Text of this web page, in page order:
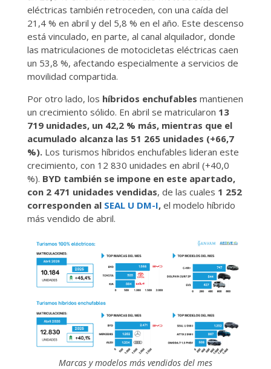
eléctricas también retroceden, con una caída del
21,4 % en abril y del 5,8 % en el año. Este descenso
está vinculado, en parte, al canal alquilador, donde
las matriculaciones de motocicletas eléctricas caen
un 53,8 %, afectando especialmente a servicios de
movilidad compartida.
Por otro lado, los híbridos enchufables mantienen
un crecimiento sólido. En abril se matricularon 13
719 unidades, un 42,2 % más, mientras que el
acumulado alcanza las 51 265 unidades (+66,7
%).Los turismos híbridos enchufables lideran este
crecimiento, con 12 830 unidades en abril (+40,0
%). BYD también se impone en este apartado,
con 2 471 unidades vendidas, de las cuales 1 252
corresponden al SEAL U DM-I,el modelo híbrido
más vendido de abril.
Marcas y modelos más vendidos del mes